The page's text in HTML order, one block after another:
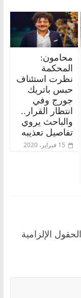
محامون:
المحكمة
نظرت استئناف
حبس باتريك
جورج وفي
انتظار القرار..
والباحث يروي
تفاصيل تعذيبه
15 فبراير، 2020
الحقول الإلزامية